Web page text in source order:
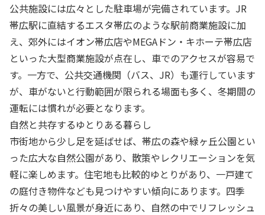
公共施設には広々とした駐車場が完備されています。JR
帯広駅に直結するエスタ帯広のような駅前商業施設に加
え、郊外にはイオン帯広店やMEGAドン・キホーテ帯広店
といった大型商業施設が点在し、車でのアクセスが容易で
す。一方で、公共交通機関（バス、JR）も運行しています
が、車がないと行動範囲が限られる場面も多く、冬期間の
運転には慣れが必要となります。
自然と共存するゆとりある暮らし
市街地から少し足を延ばせば、帯広の森や緑ヶ丘公園とい
った広大な自然公園があり、散策やレクリエーションを気
軽に楽しめます。住宅地も比較的ゆとりがあり、一戸建て
の庭付き物件なども見つけやすい傾向にあります。四季
折々の美しい風景が身近にあり、自然の中でリフレッシュ